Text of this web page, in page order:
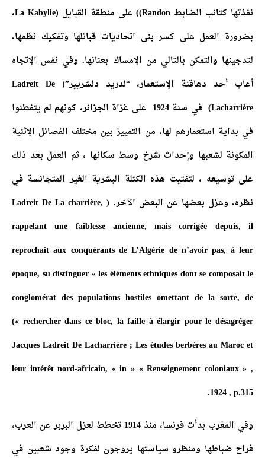
نفذتها كتائب الضابط Randon)) على منطقة القبايل (La Kabylie،
بضرورة العمل على كسر بنى اتحاديات قبائلها وتفكيك نظمها،
لتدجينها والتمكن بالتالي من الإمساك بعنانها. وفي نفس الإتجاه
أعاب أحد دهاقنة الإستعمار، “لدريد دلشريير”( Ladreit De
Lacharrière) في سنة 1924 على غزاة الجزائر، كونهم لم يتفطنوا
في بداية استعمارهم لها، من التمييز بين مختلف الفصائل الإثنية
المكونة لشعبها وإحداث شرخ وسط سكانها ، ثم العمل بعد ذلك
على توسيعه ، لتفتيت هذه الكتلة البشرية الغير المتجانسة في
نظره، وعزل بعضها عن البعض الآخر. ( Ladreit De La charrière,
rappelant une faiblesse ancienne, mais corrigée depuis, il
reprochait aux conquérants de L’Algérie de n’avoir pas, à leur
époque, su distinguer « les éléments ethniques dont se composait le
conglomérat des populations hostiles omettant de la sorte, de
rechercher dans ce bloc, la faille à élargir pour le désagréger »)
Jacques Ladreit De Lacharrière ; Les études berbères au Maroc et
leur intérêt nord-africain, « in » « Renseignement coloniaux » ,
1924 , p.315.
وفي المغرب بدأت فرنسا، منذ 1914 تخطط لعزل البربر عن العرب،
فراح ضباطها ومنظرو سياستها يروجون لفكرة وجود شعبين في